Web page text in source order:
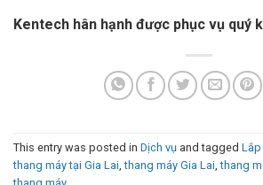
Kentech hân hạnh được phục vụ quý
This entry was posted in Dịch vụ and tagged Lắp
thang máy tại Gia Lai,thang máy Gia Lai,thang